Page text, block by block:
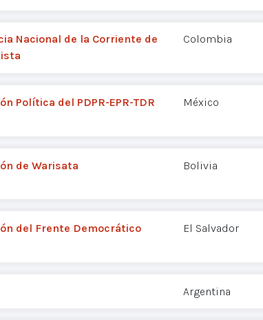
Nacional de la Corriente de
Colombia
Política del PDPR-EPR-TDR México
de Warisata Bolivia
del Frente Democrático
El Salvador
Argentina